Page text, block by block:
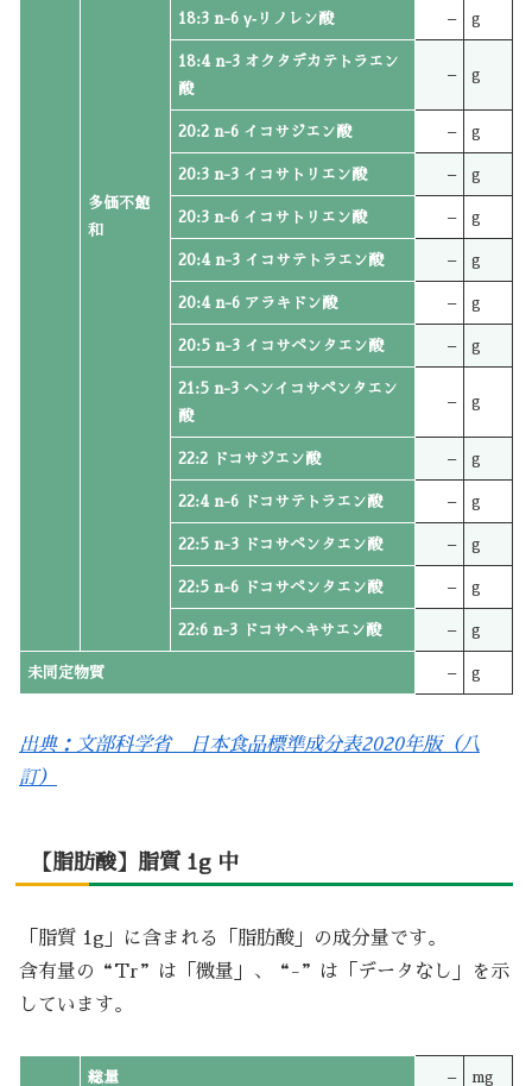
多価不飽
和
18:3 n-6 γ‐リノレン酸 – g
18:4 n-3 オクタデカテトラエン
酸
– g
20:2 n-6 イコサジエン酸 – g
20:3 n-3 イコサトリエン酸 – g
20:3 n-6 イコサトリエン酸 – g
20:4 n-3 イコサテトラエン酸 – g
20:4 n-6 アラキドン酸 – g
20:5 n-3 イコサペンタエン酸 – g
21:5 n-3 ヘンイコサペンタエン
酸
– g
22:2 ドコサジエン酸 – g
22:4 n-6 ドコサテトラエン酸 – g
22:5 n-3 ドコサペンタエン酸 – g
22:5 n-6 ドコサペンタエン酸 – g
22:6 n-3 ドコサヘキサエン酸 – g
未同定物質 – g
出典：文部科学省 日本食品標準成分表2020年版（八
訂）
【脂肪酸】脂質 1g 中
「脂質 1g」に含まれる「脂肪酸」の成分量です。
含有量の“Tr”は「微量」、“-”は「データなし」を示
しています。
総量 – mg